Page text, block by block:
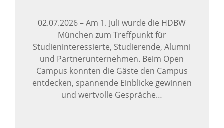
02.07.2026–Am 1. Juli wurde die HDBW
München zum Treffpunkt für
Studieninteressierte, Studierende, Alumni
und Partnerunternehmen. Beim Open
Campus konnten die Gäste den Campus
entdecken, spannende Einblicke gewinnen
und wertvolle Gespräche…